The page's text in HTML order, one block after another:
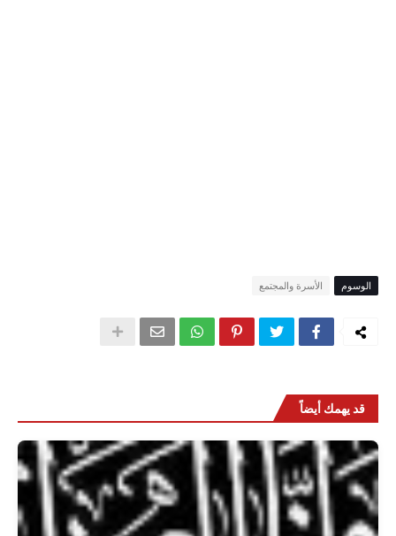
الوسوم الأسرة والمجتمع
قد يهمك أيضاً